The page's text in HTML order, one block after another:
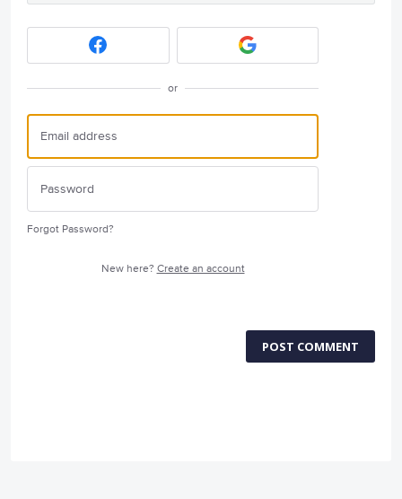
or
Forgot Password?
New here? Create an account
POST COMMENT